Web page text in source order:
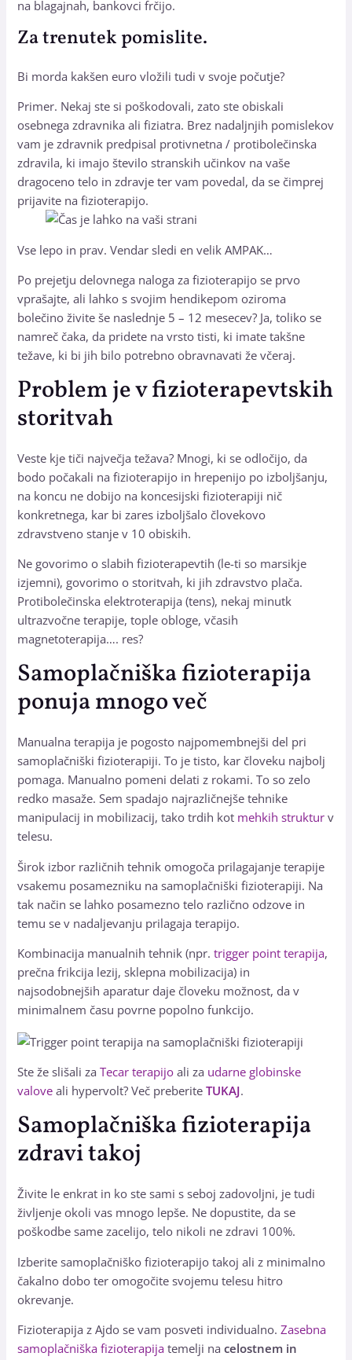
na blagajnah, bankovci frčijo.
Za trenutek pomislite.
Bi morda kakšen euro vložili tudi v svoje počutje?
Primer. Nekaj ste si poškodovali, zato ste obiskali
osebnega zdravnika ali fiziatra. Brez nadaljnjih pomislekov
vam je zdravnik predpisal protivnetna / protibolečinska
zdravila, ki imajo število stranskih učinkov na vaše
dragoceno telo in zdravje ter vam povedal, da se čimprej
prijavite na fizioterapijo.
Vse lepo in prav. Vendar sledi en velik AMPAK…
Po prejetju delovnega naloga za fizioterapijo se prvo
vprašajte, ali lahko s svojim hendikepom oziroma
bolečino živite še naslednje 5 – 12 mesecev? Ja, toliko se
namreč čaka, da pridete na vrsto tisti, ki imate takšne
težave, ki bi jih bilo potrebno obravnavati že včeraj.
Problem je v fizioterapevtskih
storitvah
Veste kje tiči največja težava? Mnogi, ki se odločijo, da
bodo počakali na fizioterapijo in hrepenijo po izboljšanju,
na koncu ne dobijo na koncesijski fizioterapiji nič
konkretnega, kar bi zares izboljšalo človekovo
zdravstveno stanje v 10 obiskih.
Ne govorimo o slabih fizioterapevtih (le-ti so marsikje
izjemni), govorimo o storitvah, ki jih zdravstvo plača.
Protibolečinska elektroterapija (tens), nekaj minutk
ultrazvočne terapije, tople obloge, včasih
magnetoterapija…. res?
Samoplačniška fizioterapija
ponuja mnogo več
Manualna terapija je pogosto najpomembnejši del pri
samoplačniški fizioterapiji. To je tisto, kar človeku najbolj
pomaga. Manualno pomeni delati z rokami. To so zelo
redko masaže. Sem spadajo najrazličnejše tehnike
manipulacij in mobilizacij, tako trdih kot mehkih struktur v
telesu.
Širok izbor različnih tehnik omogoča prilagajanje terapije
vsakemu posamezniku na samoplačniški fizioterapiji. Na
tak način se lahko posamezno telo različno odzove in
temu se v nadaljevanju prilagaja terapijo.
Kombinacija manualnih tehnik (npr.trigger point terapija,
prečna frikcija lezij, sklepna mobilizacija) in
najsodobnejših aparatur daje človeku možnost, da v
minimalnem času povrne popolno funkcijo.
Ste že slišali zaTecar terapijo ali za udarne globinske
valove ali hypervolt? Več preberite TUKAJ.
Samoplačniška fizioterapija
zdravi takoj
Živite le enkrat in ko ste sami s seboj zadovoljni, je tudi
življenje okoli vas mnogo lepše. Ne dopustite, da se
poškodbe same zacelijo, telo nikoli ne zdravi 100%.
Izberite samoplačniško fizioterapijo takoj ali z minimalno
čakalno dobo ter omogočite svojemu telesu hitro
okrevanje.
Fizioterapija z Ajdo se vam posveti individualno.Zasebna
samoplačniška fizioterapija temelji nacelostnem in